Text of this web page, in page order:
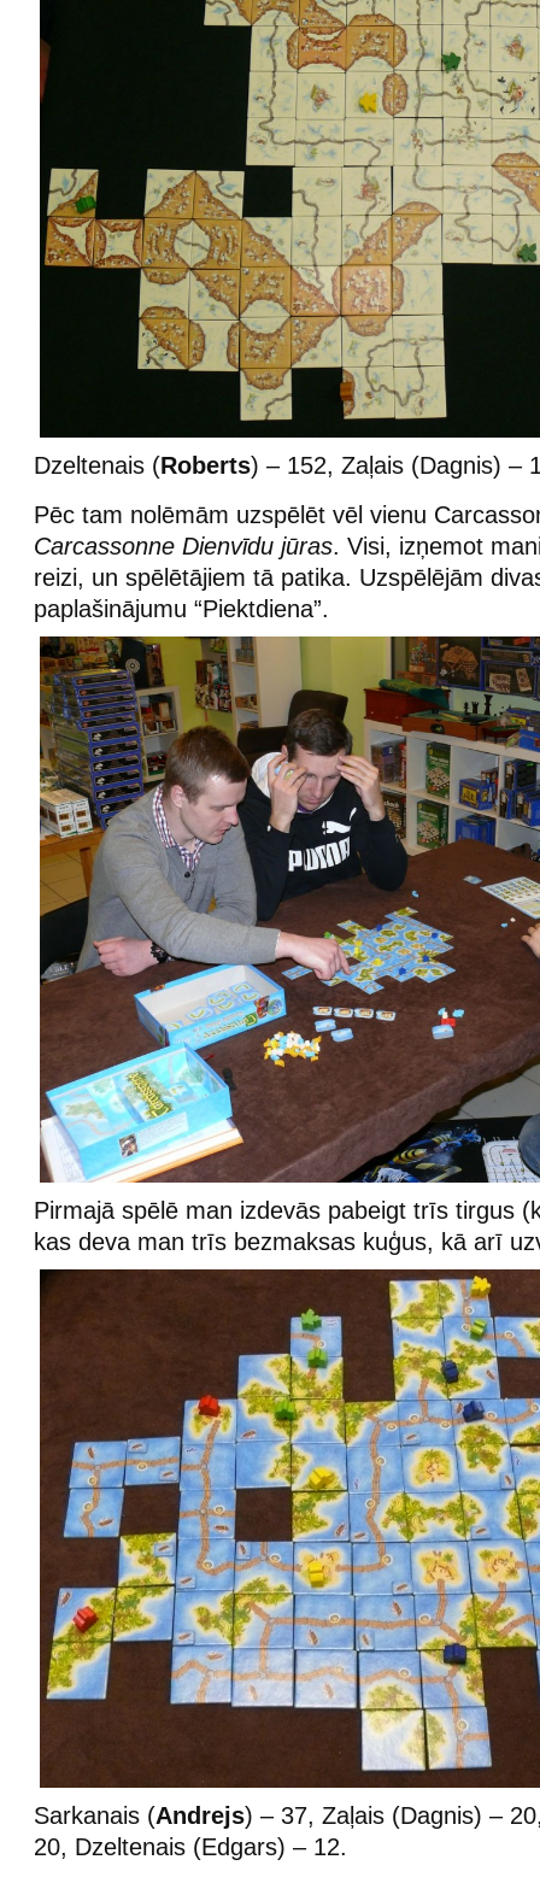
Dzeltenais (Roberts) – 152, Zaļais (Dagnis) –
Pēc tam nolēmām uzspēlēt vēl vienu
Carcassonne Dienvīdu jūras. Visi, izņemot
reizi, un spēlētājiem tā patika. Uzspēlējām
paplašinājumu “Piektdiena”.
Pirmajā spēlē man izdevās pabeigt trīs tirgus
kas deva man trīs bezmaksas kuģus, kā arī
Sarkanais (Andrejs) – 37, Zaļais (Dagnis) –
20, Dzeltenais (Edgars) – 12.